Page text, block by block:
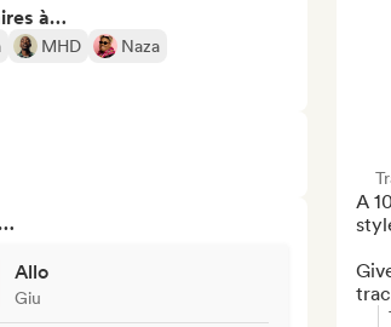
à…
MHD
Naza
Allo
Giu
A